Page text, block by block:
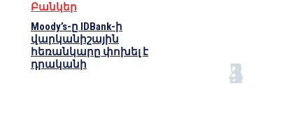
Բանկեր
Moody’s-ը IDBank-ի
վարկանիշային
հեռանկարը փոխել է
դրականի